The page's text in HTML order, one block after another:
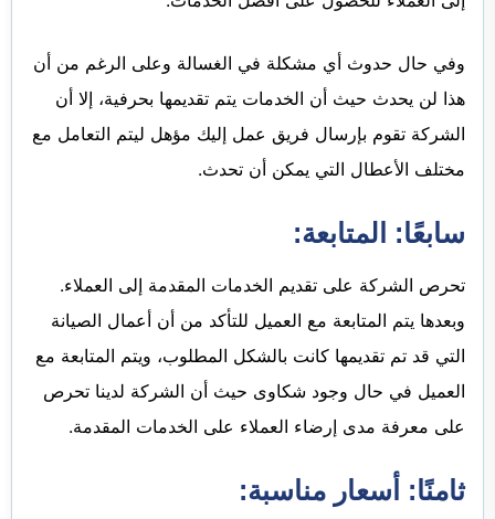
وفي حال حدوث أي مشكلة في الغسالة وعلى الرغم من أن
هذا لن يحدث حيث أن الخدمات يتم تقديمها بحرفية، إلا أن
الشركة تقوم بإرسال فريق عمل إليك مؤهل ليتم التعامل مع
مختلف الأعطال التي يمكن أن تحدث.
سابعًا: المتابعة:
تحرص الشركة على تقديم الخدمات المقدمة إلى العملاء.
وبعدها يتم المتابعة مع العميل للتأكد من أن أعمال الصيانة
التي قد تم تقديمها كانت بالشكل المطلوب، ويتم المتابعة مع
العميل في حال وجود شكاوى حيث أن الشركة لدينا تحرص
على معرفة مدى إرضاء العملاء على الخدمات المقدمة.
ثامنًا: أسعار مناسبة: